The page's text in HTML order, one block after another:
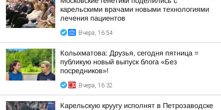
карельскими врачами новыми технологиями
лечения пациентов
Вчера, 16:54
Колыхматова: Друзья, сегодня пятница =
публикую новый выпуск блога «Без
посредников»!
Вчера, 16:32
Карельскую круугу исполнят в Петрозаводске